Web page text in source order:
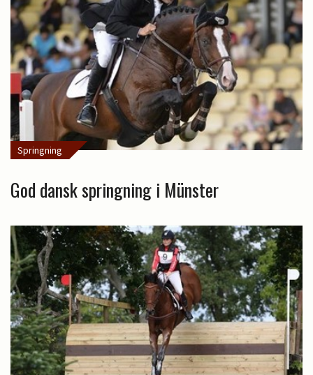
Springning
God dansk springning i Münster